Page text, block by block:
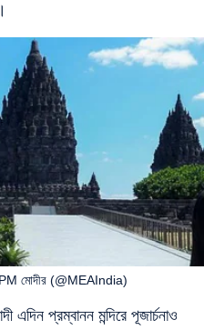
PM মোদীর (@MEAIndia)
এদিন প্রম্বানন মন্দিরে পূজার্চনাও